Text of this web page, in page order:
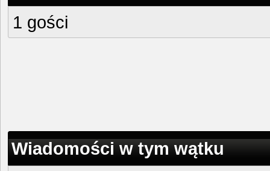
1 gości
Wiadomości w tym wątku